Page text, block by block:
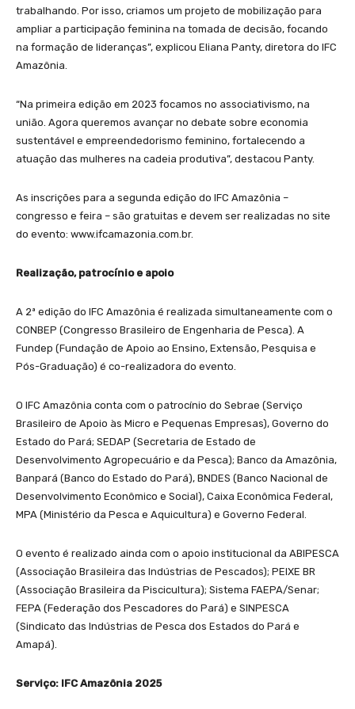
trabalhando. Por isso, criamos um projeto de mobilização para
ampliar a participação feminina na tomada de decisão, focando
na formação de lideranças”, explicou Eliana Panty, diretora do IFC
Amazônia.
“Na primeira edição em 2023 focamos no associativismo, na
união. Agora queremos avançar no debate sobre economia
sustentável e empreendedorismo feminino, fortalecendo a
atuação das mulheres na cadeia produtiva”, destacou Panty.
As inscrições para a segunda edição do IFC Amazônia –
congresso e feira – são gratuitas e devem ser realizadas no site
do evento: www.ifcamazonia.com.br.
Realização, patrocínio e apoio
A 2ª edição do IFC Amazônia é realizada simultaneamente com o
CONBEP (Congresso Brasileiro de Engenharia de Pesca). A
Fundep (Fundação de Apoio ao Ensino, Extensão, Pesquisa e
Pós-Graduação) é co-realizadora do evento.
O IFC Amazônia conta com o patrocínio do Sebrae (Serviço
Brasileiro de Apoio às Micro e Pequenas Empresas), Governo do
Estado do Pará; SEDAP (Secretaria de Estado de
Desenvolvimento Agropecuário e da Pesca); Banco da Amazônia,
Banpará (Banco do Estado do Pará), BNDES (Banco Nacional de
Desenvolvimento Econômico e Social), Caixa Econômica Federal,
MPA (Ministério da Pesca e Aquicultura) e Governo Federal.
O evento é realizado ainda com o apoio institucional da ABIPESCA
(Associação Brasileira das Indústrias de Pescados); PEIXE BR
(Associação Brasileira da Piscicultura); Sistema FAEPA/Senar;
FEPA (Federação dos Pescadores do Pará) e SINPESCA
(Sindicato das Indústrias de Pesca dos Estados do Pará e
Amapá).
Serviço: IFC Amazônia 2025